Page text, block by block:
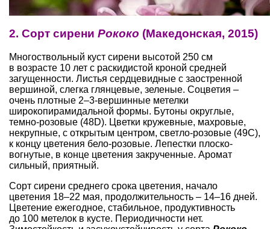
2. Сорт сирени Рококо (Македонская, 2015)
Многоствольный куст сирени высотой 250 см
в возрасте 10 лет с раскидистой кроной средней
загущенности. Листья сердцевидные с заостренной
вершиной, слегка глянцевые, зеленые. Соцветия –
очень плотные 2–3-вершинные метелки
широкопирамидальной формы. Бутоны округлые,
темно-розовые (48D). Цветки кружевные, махровые,
некрупные, с открытым центром, светло-розовые (49C),
к концу цветения бело-розовые. Лепестки плоско-
вогнутые, в конце цветения закрученные. Аромат
сильный, приятный.
Сорт сирени среднего срока цветения, начало
цветения 18–22 мая, продолжительность – 14–16 дней.
Цветение ежегодное, стабильное, продуктивность
до 100 метелок в кусте. Периодичности нет.